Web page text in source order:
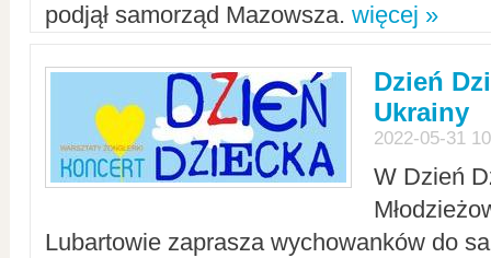
podjął samorząd Mazowsza. więcej »
Dzień
Ukrainy
2022-05-31
W Dzień
Lubartowie zaprasza wychowanków do